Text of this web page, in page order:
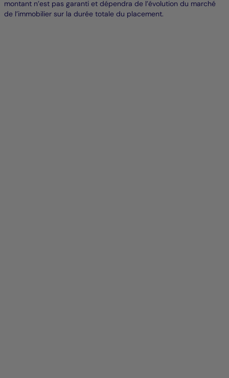
montant n’est pas garanti et dépendra de l’évolution du marché
de l’immobilier sur la durée totale du placement.